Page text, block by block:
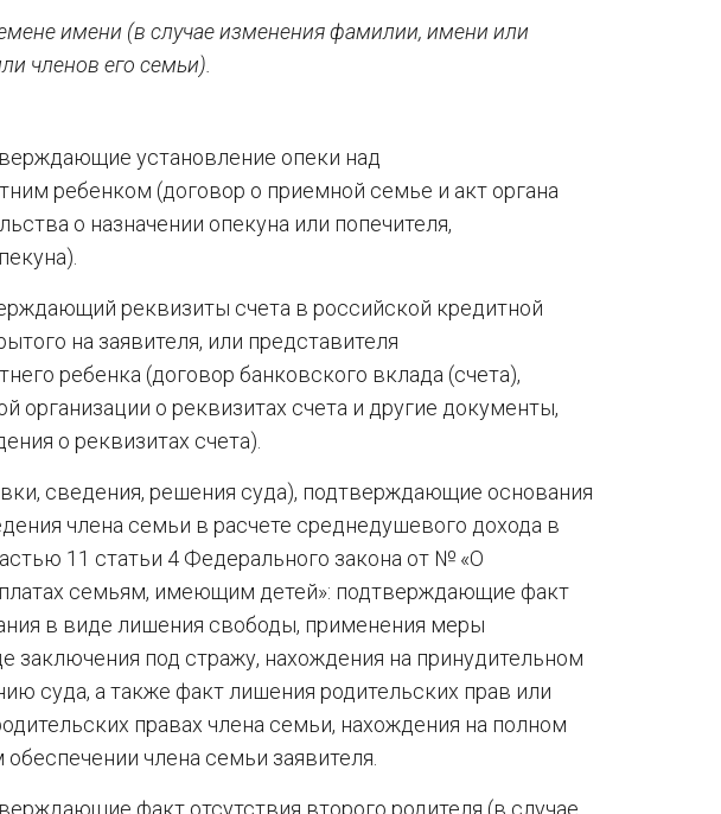
имени (в случае изменения фамилии, имени или
членов его семьи).
установление опеки над
ребенком (договор о приемной семье и акт органа
о назначении опекуна или попечителя,
реквизиты счета в российской кредитной
на заявителя, или представителя
ребенка (договор банковского вклада (счета),
организации о реквизитах счета и другие документы,
о реквизитах счета).
сведения, решения суда), подтверждающие основания
члена семьи в расчете среднедушевого дохода в
11 статьи 4 Федерального закона от № «О
семьям, имеющим детей»: подтверждающие факт
в виде лишения свободы, применения меры
заключения под стражу, нахождения на принудительном
суда, а также факт лишения родительских прав или
правах члена семьи, нахождения на полном
члена семьи заявителя.
факт отсутствия второго родителя (в случае